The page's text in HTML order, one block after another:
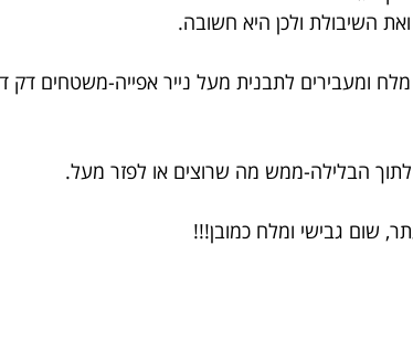
השיבולת ולכן היא חשובה.
מלח ומעבירים לתבנית מעל נייר אפייה-משטחים
הבלילה-ממש מה שרוצים או לפזר מעל.
שום גבישי ומלח כמובן!!!